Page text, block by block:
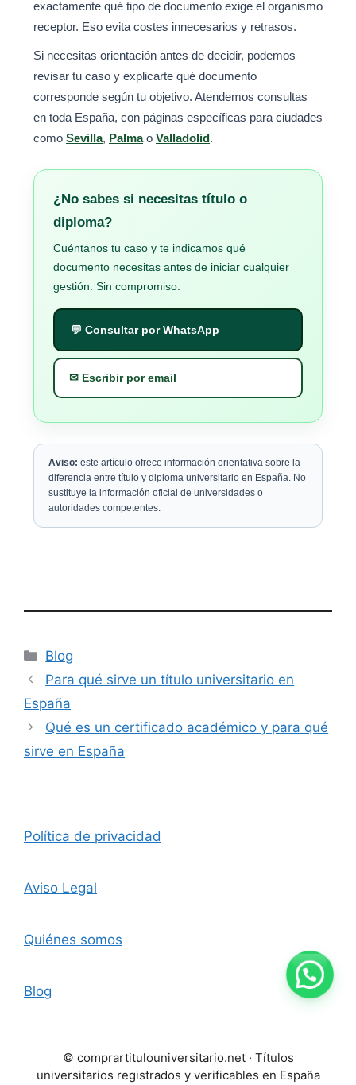
exactamente qué tipo de documento exige el organismo
receptor. Eso evita costes innecesarios y retrasos.
Si necesitas orientación antes de decidir, podemos
revisar tu caso y explicarte qué documento
corresponde según tu objetivo. Atendemos consultas
en toda España, con páginas específicas para ciudades
como Sevilla, Palmao Valladolid.
¿No sabes si necesitas título o
diploma?
Cuéntanos tu caso y te indicamos qué
documento necesitas antes de iniciar cualquier
gestión. Sin compromiso.
💬 Consultar por WhatsApp
✉ Escribir por email
Aviso: este artículo ofrece información orientativa sobre la
diferencia entre título y diploma universitario en España. No
sustituye la información oficial de universidades o
autoridades competentes.
Categorías
Blog
Para qué sirve un título universitario en
España
Qué es un certificado académico y para qué
sirve en España
Política de privacidad
Aviso Legal
Quiénes somos
Blog
© comprartitulouniversitario.net · Títulos
universitarios registrados y verificables en España